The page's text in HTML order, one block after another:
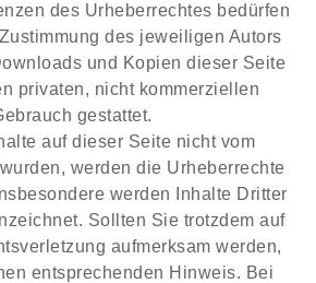
des Urheberrechtes bedürfen
des jeweiligen Autors
und Kopien dieser Seite
privaten, nicht kommerziellen
gestattet.
auf dieser Seite nicht vom
werden die Urheberrechte
werden Inhalte Dritter
Sollten Sie trotzdem auf
aufmerksam werden,
entsprechenden Hinweis. Bei